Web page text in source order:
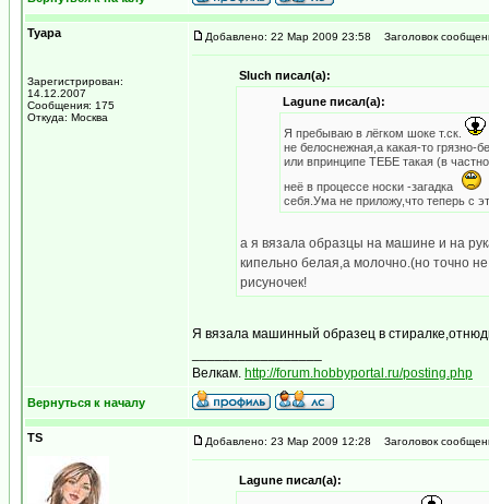
Tyapa
Зарегистрирован:
14.12.2007
Сообщения: 175
Откуда: Москва
Добавлено: 22 Мар 2009 23:58 Заголовок
Sluch писал(а):
Lagune писал(а):
Я пребываю в лёгком шоке т.ск.
не белоснежная,а какая-то грязно-
или впринципе ТЕБЕ такая (в
неё в процессе носки -загадка
себя.Ума не приложу,что теперь с
а я вязала образцы на машине и на
кипельно белая,а молочно.(но точно
рисуночек!
Я вязала машинный образец в
Велкам. http://forum.hobbyportal.ru/posting.php
Вернуться к началу
TS Добавлено: 23 Мар 2009 12:28 Заголовок
Lagune писал(а):